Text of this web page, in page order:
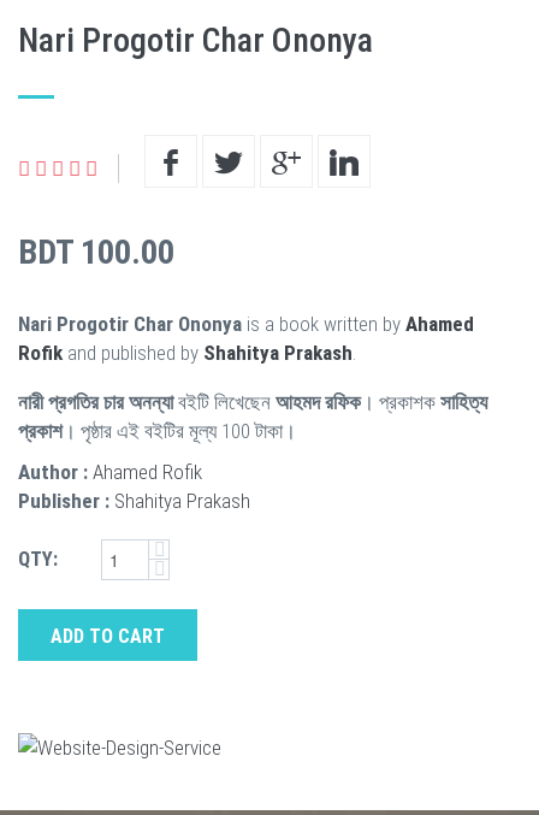
Nari Progotir Char Ononya
BDT 100.00
Nari Progotir Char Ononya is a book written by Ahamed
Rofik and published by Shahitya Prakash
নারী প্রগতির চার অনন্যাবইটি লিখেছেন আহমদ রফিক। প্রকাশক সাহিত্য
প্রকাশ। পৃষ্ঠার এই বইটির মূল্য 100 টাকা।
Author : Ahamed Rofik
Publisher : Shahitya Prakash
QTY:
ADD TO CART